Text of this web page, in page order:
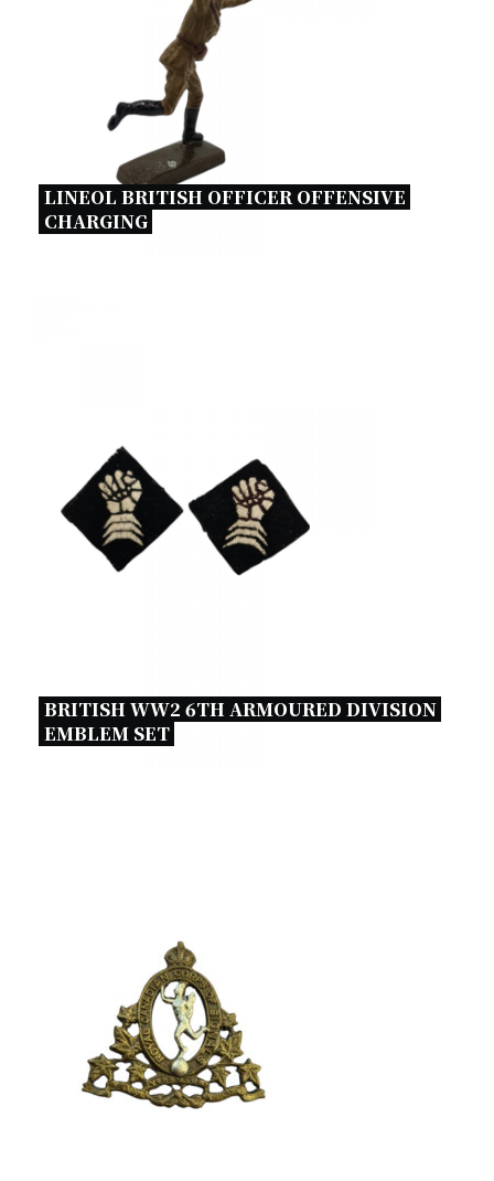
LINEOL BRITISH OFFICER OFFENSIVE
CHARGING
BRITISH WW2 6TH ARMOURED DIVISION
EMBLEM SET